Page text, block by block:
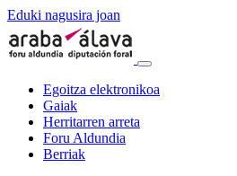
Eduki nagusira joan
Egoitza elektronikoa
Gaiak
Herritarren arreta
Foru Aldundia
Berriak